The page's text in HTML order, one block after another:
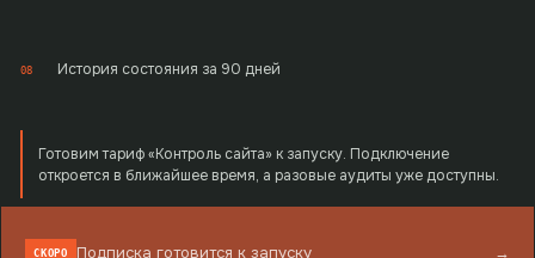
08 История состояния за 90 дней
Готовим тариф «Контроль сайта» к запуску. Подключение
откроется в ближайшее время, а разовые аудиты уже доступны.
СКОРО Подписка готовится к запуску →